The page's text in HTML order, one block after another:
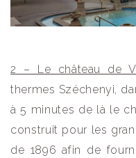
2 – Le château de
thermes Széchenyi,
à 5 minutes de là le
construit pour les
de 1896 afin de